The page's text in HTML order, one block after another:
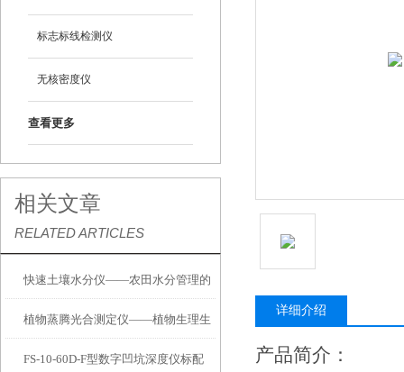
标志标线检测仪
无核密度仪
查看更多
相关文章
RELATED ARTICLES
快速土壤水分仪——农田水分管理的
便携式检测工具
植物蒸腾光合测定仪——植物生理生
态的实时监测设备
FS-10-60D-F型数字凹坑深度仪标配
详细介绍
产品简介：